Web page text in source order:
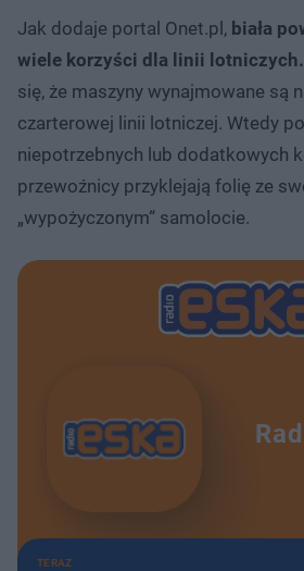
Jak dodaje portal Onet.pl, biała
wiele korzyści dla linii lotniczych.
się, że maszyny wynajmowane są
czarterowej linii lotniczej. Wtedy
niepotrzebnych lub dodatkowych
przewoźnicy przyklejają folię ze
„wypożyczonym“ samolocie.
TERAZ